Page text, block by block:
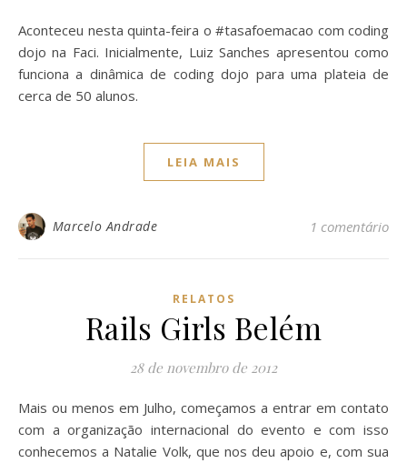
Aconteceu nesta quinta-feira o #tasafoemacao com coding
dojo na Faci. Inicialmente, Luiz Sanches apresentou como
funciona a dinâmica de coding dojo para uma plateia de
cerca de 50 alunos.
LEIA MAIS
Marcelo Andrade 1 comentário
RELATOS
Rails Girls Belém
28 de novembro de 2012
Mais ou menos em Julho, começamos a entrar em contato
com a organização internacional do evento e com isso
conhecemos a Natalie Volk, que nos deu apoio e, com sua